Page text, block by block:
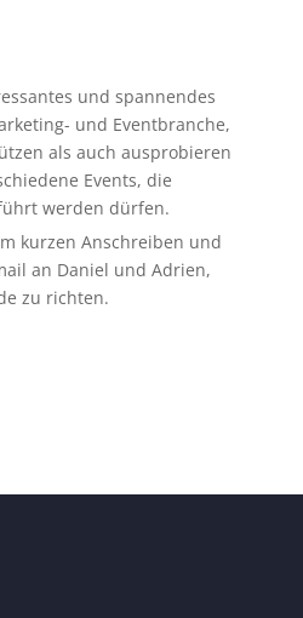
und spannendes
und Eventbranche,
als auch ausprobieren
Events, die
werden dürfen.
kurzen Anschreiben und
an Daniel und Adrien,
zu richten.